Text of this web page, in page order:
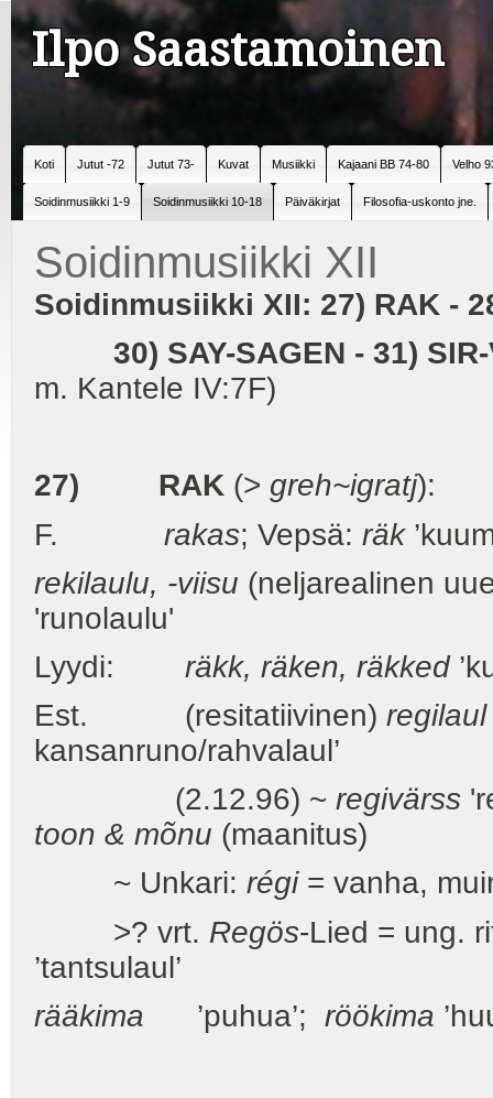
Ilpo Saastamoinen
Koti Jutut -72 Jutut 73- Kuvat Musiikki Kajaani BB 74-80 Velho
Soidinmusiikki 1-9 Soidinmusiikki 10-18 Päiväkirjat Filosofia-uskonto jne.
Soidinmusiikki XII
Soidinmusiikki XII: 27) RAK -
30) SAY-SAGEN - 31) SIR-
m. Kantele IV:7F)
27) RAK (> greh~igratj):
F. rakas; Vepsä: räk
rekilaulu, -viisu (neljarealinen
'runolaulu'
Lyydi: räkk, räken, räkked
Est. (resitatiivinen) regilaul
kansanruno/rahvalaul’
(2.12.96) ~ regivärss
toon & mõnu (maanitus)
~ Unkari: régi= vanha,
>? vrt. Regös-Lied = ung.
’tantsulaul’
rääkima ’puhua’; röökima